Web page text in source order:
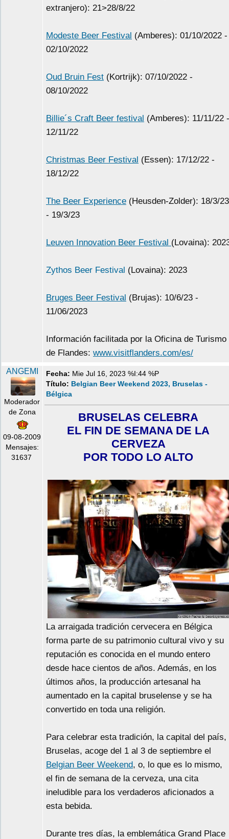
extranjero): 21>28/8/22
Modeste Beer Festival (Amberes): 01/10/2022 -
02/10/2022
Oud Bruin Fest (Kortrijk): 07/10/2022 -
08/10/2022
Billie´s Craft Beer festival (Amberes): 11/11/22 -
12/11/22
Christmas Beer Festival (Essen): 17/12/22 -
18/12/22
The Beer Experience (Heusden-Zolder): 18/3/23
- 19/3/23
Leuven Innovation Beer Festival (Lovaina):
Zythos Beer Festival (Lovaina): 2023
Bruges Beer Festival (Brujas): 10/6/23 -
11/06/2023
Información facilitada por la Oficina de Turismo
de Flandes: www.visitflanders.com/es/
ANGEMI
Moderador
de Zona
09-08-2009
Mensajes:
31637
Fecha: Mie Jul 16, 2023 %I:44 %P
Título: Belgian Beer Weekend 2023, Bruselas -
Bélgica
BRUSELAS CELEBRA
EL FIN DE SEMANA DE LA
CERVEZA
POR TODO LO ALTO
La arraigada tradición cervecera en Bélgica
forma parte de su patrimonio cultural vivo y su
reputación es conocida en el mundo entero
desde hace cientos de años. Además, en los
últimos años, la producción artesanal ha
aumentado en la capital bruselense y se ha
convertido en toda una religión.
Para celebrar esta tradición, la capital del país,
Bruselas, acoge del 1 al 3 de septiembre el
Belgian Beer Weekend, o, lo que es lo mismo,
el fin de semana de la cerveza, una cita
ineludible para los verdaderos aficionados a
esta bebida.
Durante tres días, la emblemática Grand Place